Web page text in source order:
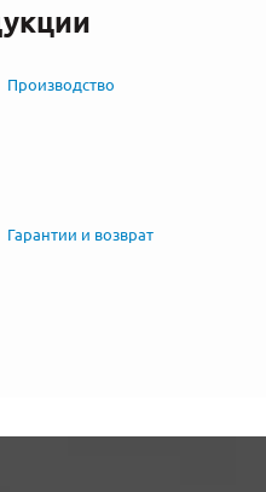
Производство
Гарантии и возврат